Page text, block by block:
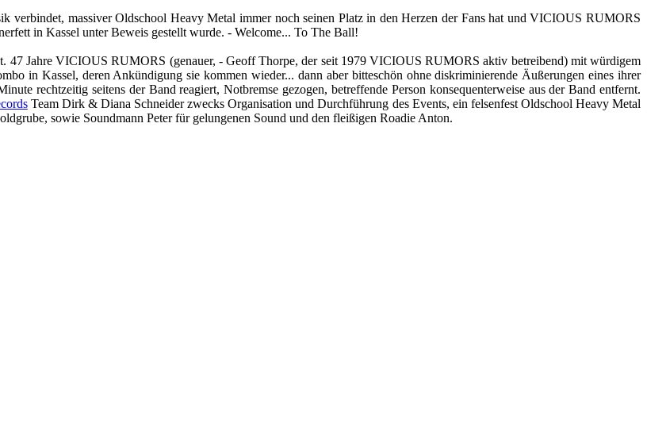
verbindet, massiver Oldschool Heavy Metal immer noch seinen Platz in den Herzen der Fans hat und VICIOUS RUMORS
in Kassel unter Beweis gestellt wurde. - Welcome... To The Ball!
Jahre VICIOUS RUMORS (genauer, - Geoff Thorpe, der seit 1979 VICIOUS RUMORS aktiv betreibend) mit würdigem
in Kassel, deren Ankündigung sie kommen wieder... dann aber bitteschön ohne diskriminierende Äußerungen eines ihrer
rechtzeitig seitens der Band reagiert, Notbremse gezogen, betreffende Person konsequenterweise aus der Band entfernt.
Team Dirk & Diana Schneider zwecks Organisation und Durchführung des Events, ein felsenfest Oldschool Heavy Metal
sowie Soundmann Peter für gelungenen Sound und den fleißigen Roadie Anton.